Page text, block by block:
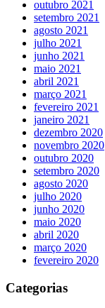
outubro 2021
setembro 2021
agosto 2021
julho 2021
junho 2021
maio 2021
abril 2021
março 2021
fevereiro 2021
janeiro 2021
dezembro 2020
novembro 2020
outubro 2020
setembro 2020
agosto 2020
julho 2020
junho 2020
maio 2020
abril 2020
março 2020
fevereiro 2020
Categorias